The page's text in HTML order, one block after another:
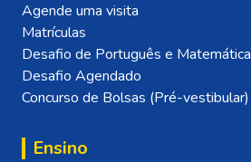
Agende uma visita
Matrículas
Desafio de Português e Matemática
Desafio Agendado
Concurso de Bolsas (Pré-vestibular)
Ensino